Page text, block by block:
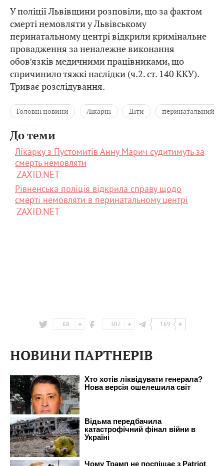
У поліції Львівщини розповіли, що за фактом
смерті немовляти у Львівському
перинатальному центрі відкрили кримінальне
провадження за неналежне виконання
обов’язків медичними працівниками, що
спричинило тяжкі наслідки (ч.2. ст. 140 ККУ).
Триває розслідування.
Головні новини Лікарні Діти перинатальний
До теми
Лікарку з Пустомитів Анну Марич судитимуть за
смерть немовляти
ZAXID.NET
Рівненська поліція відкрила справу щодо
смерті немовляти в перинатальному центрі
ZAXID.NET
68 307 169
НОВИНИ ПАРТНЕРІВ